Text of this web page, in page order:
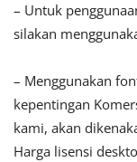
– Untuk
silakan
– Menggunakan
kepentingan
kami, akan
Harga lisensi